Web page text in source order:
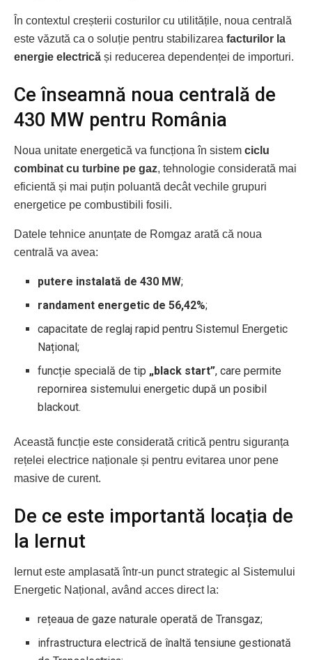
În contextul creșterii costurilor cu utilitățile, noua centrală
este văzută ca o soluție pentru stabilizarea facturilor la
energie electrică și reducerea dependenței de importuri.
Ce înseamnă noua centrală de
430 MW pentru România
Noua unitate energetică va funcționa în sistem ciclu
combinat cu turbine pe gaz, tehnologie considerată mai
eficientă și mai puțin poluantă decât vechile grupuri
energetice pe combustibili fosili.
Datele tehnice anunțate de Romgaz arată că noua
centrală va avea:
putere instalată de 430 MW;
randament energetic de 56,42%;
capacitate de reglaj rapid pentru Sistemul Energetic
Național;
funcție specială de tip „black start”, care permite
repornirea sistemului energetic după un posibil
blackout.
Această funcție este considerată critică pentru siguranța
rețelei electrice naționale și pentru evitarea unor pene
masive de curent.
De ce este importantă locația de
la Iernut
Iernut este amplasată într-un punct strategic al Sistemului
Energetic Național, având acces direct la:
rețeaua de gaze naturale operată de Transgaz;
infrastructura electrică de înaltă tensiune gestionată